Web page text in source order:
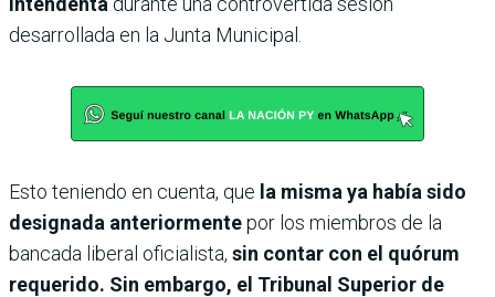
desarrollada en la Junta Municipal.
Esto teniendo en cuenta, que la misma ya había sido
designada anteriormentepor los miembros de la
bancada liberal oficialista, sin contar con el quórum
requerido. Sin embargo, el Tribunal Superior de